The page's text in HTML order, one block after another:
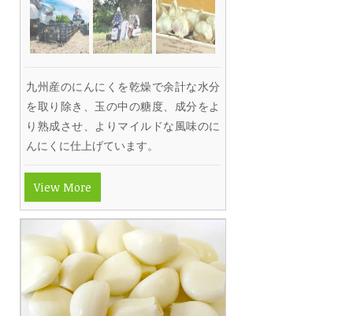
九州産のにんにくを乾燥で余計な水分
を取り除き、玉の中の糖度、成分をよ
り熟成させ、よりマイルドな風味のに
んにくに仕上げています。
View More